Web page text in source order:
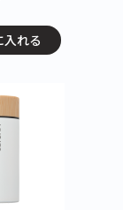
入れる